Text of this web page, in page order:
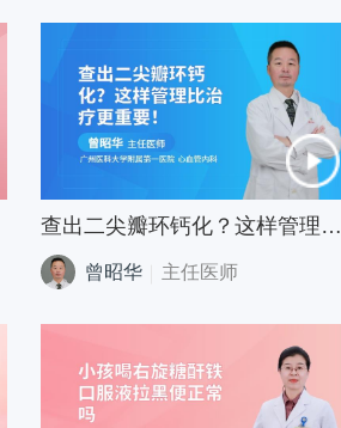
查出二尖瓣环钙化？这样管理比治疗更重要！
曾昭华 主任医师